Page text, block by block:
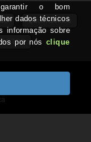
Quem Somos
2026